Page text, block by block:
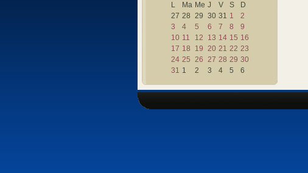
L
Ma Me J V S
D
27 28 29 30 31 1
2
3
4 5 6 7 8
9
10 11 12 13 14 15 16
17 18 19 20 21 22 23
24 25 26 27 28 29 30
31 1 2 3 4 5 6